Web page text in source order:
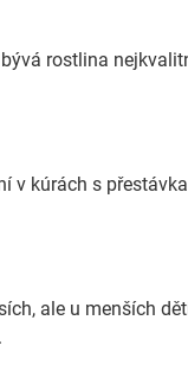
rostlina
v kúrách s
ale u menších